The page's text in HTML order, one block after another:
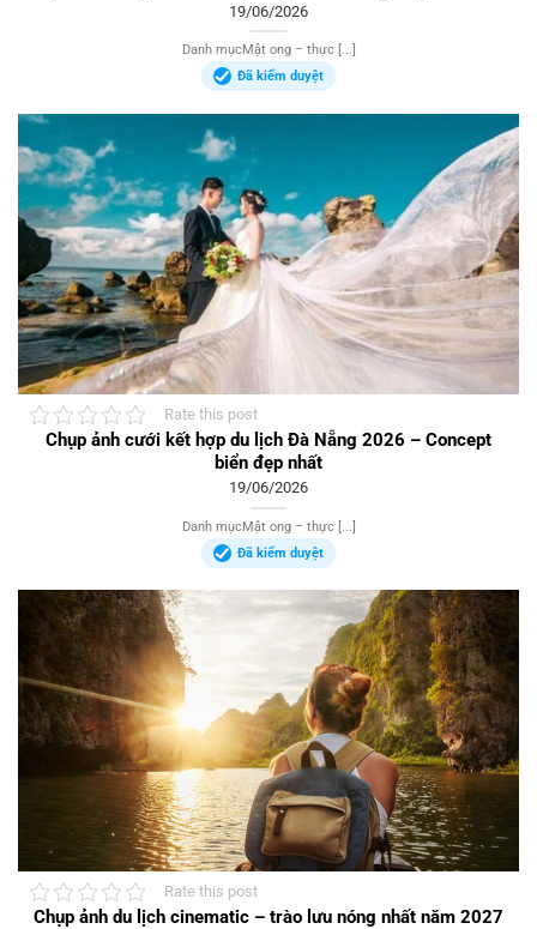
19/06/2026
Danh mụcMật ong – thực [...]
Đã kiểm duyệt
Rate this post
Chụp ảnh cưới kết hợp du lịch Đà Nẵng 2026 – Concept
biển đẹp nhất
19/06/2026
Danh mụcMật ong – thực [...]
Đã kiểm duyệt
Rate this post
Chụp ảnh du lịch cinematic – trào lưu nóng nhất năm 2027